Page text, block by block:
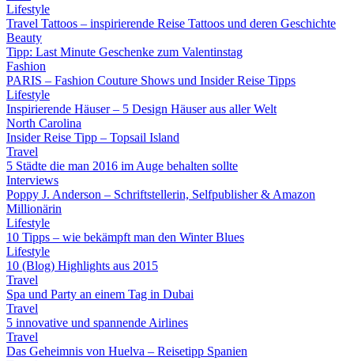
Lifestyle
Travel Tattoos – inspirierende Reise Tattoos und deren Geschichte
Beauty
Tipp: Last Minute Geschenke zum Valentinstag
Fashion
PARIS – Fashion Couture Shows und Insider Reise Tipps
Lifestyle
Inspirierende Häuser – 5 Design Häuser aus aller Welt
North Carolina
Insider Reise Tipp – Topsail Island
Travel
5 Städte die man 2016 im Auge behalten sollte
Interviews
Poppy J. Anderson – Schriftstellerin, Selfpublisher & Amazon
Millionärin
Lifestyle
10 Tipps – wie bekämpft man den Winter Blues
Lifestyle
10 (Blog) Highlights aus 2015
Travel
Spa und Party an einem Tag in Dubai
Travel
5 innovative und spannende Airlines
Travel
Das Geheimnis von Huelva – Reisetipp Spanien